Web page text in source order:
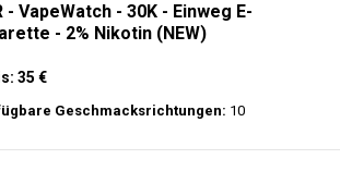
- VapeWatch - 30K - Einweg E-
- 2% Nikotin (NEW)
35 €
Geschmacksrichtungen: 10